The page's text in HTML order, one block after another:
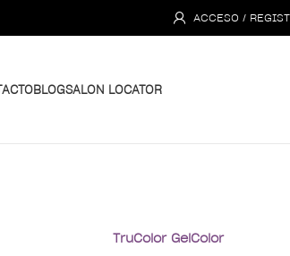
ACCESO /
BLOGSALON LOCATOR
TruColor GelColor